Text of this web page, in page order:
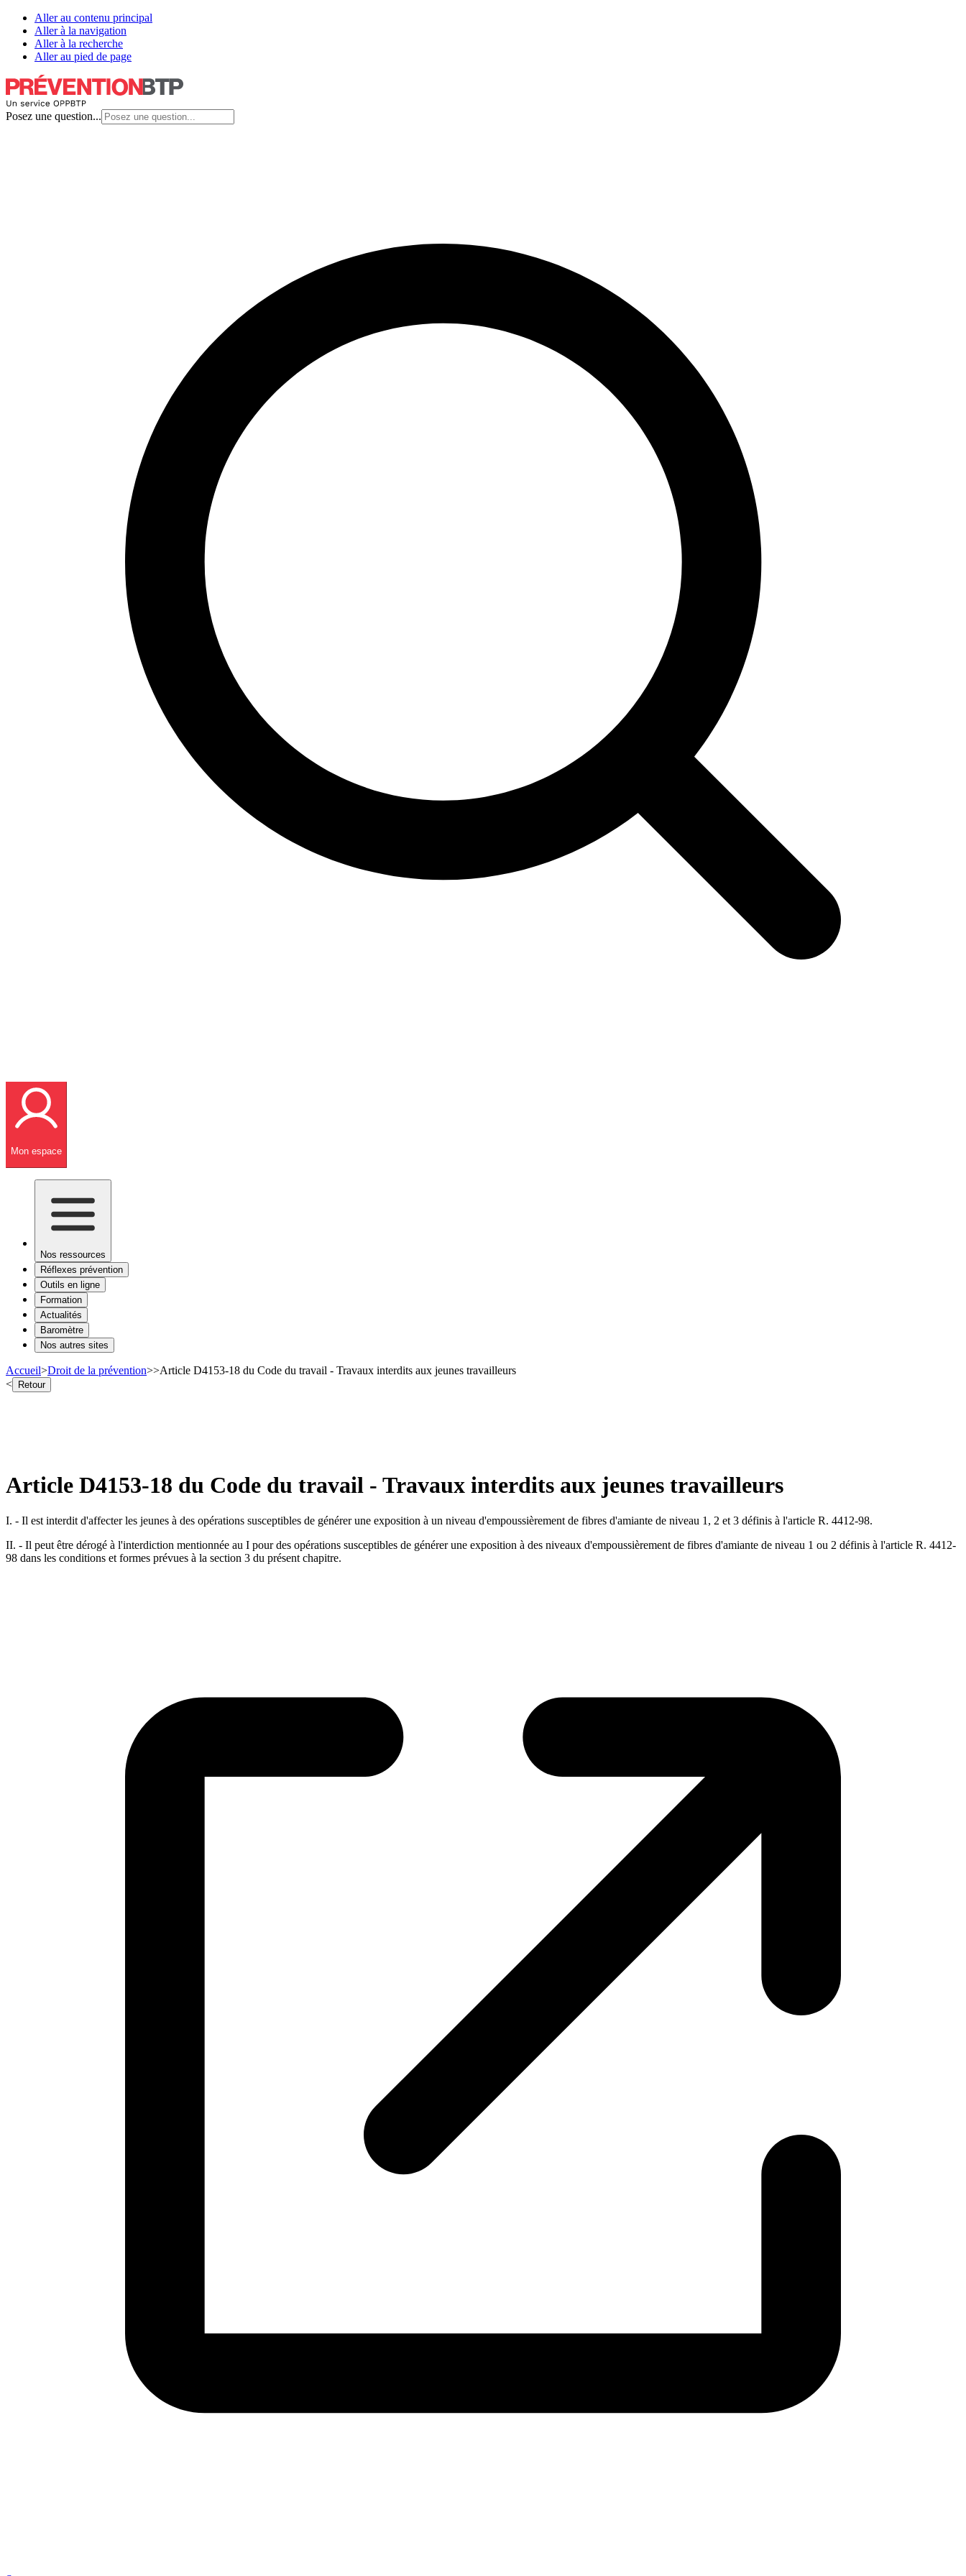
Aller au contenu principal
Aller à la navigation
Aller à la recherche
Aller au pied de page
Posez une question...
Mon espace
Nos ressources
Réflexes prévention
Outils en ligne
Formation
Actualités
Baromètre
Nos autres sites
Accueil>Droit de la prévention>>Article D4153-18 du Code du travail - Travaux interdits aux jeunes travailleurs
< Retour
Article D4153-18 du Code du travail - Travaux interdits aux jeunes travailleurs
I. - Il est interdit d'affecter les jeunes à des opérations susceptibles de générer une exposition à un niveau d'empoussièrement de fibres d'amiante de niveau 1, 2 et 3 définis à l'article R. 4412-98.
II. - Il peut être dérogé à l'interdiction mentionnée au I pour des opérations susceptibles de générer une exposition à des niveaux d'empoussièrement de fibres d'amiante de niveau 1 ou 2 définis à l'article R. 4412-
98 dans les conditions et formes prévues à la section 3 du présent chapitre.